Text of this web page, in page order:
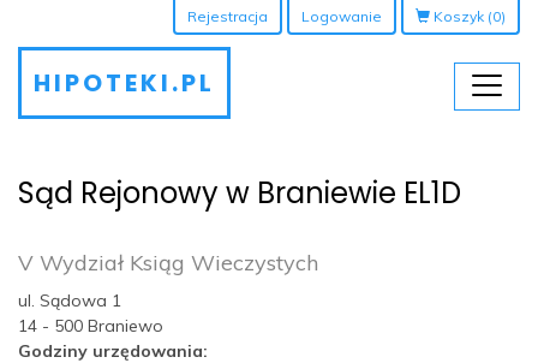
Rejestracja Logowanie Koszyk (0)
HIPOTEKI.PL
Sąd Rejonowy w Braniewie EL1D
V Wydział Ksiąg Wieczystych
ul. Sądowa 1
14 - 500 Braniewo
Godziny urzędowania: